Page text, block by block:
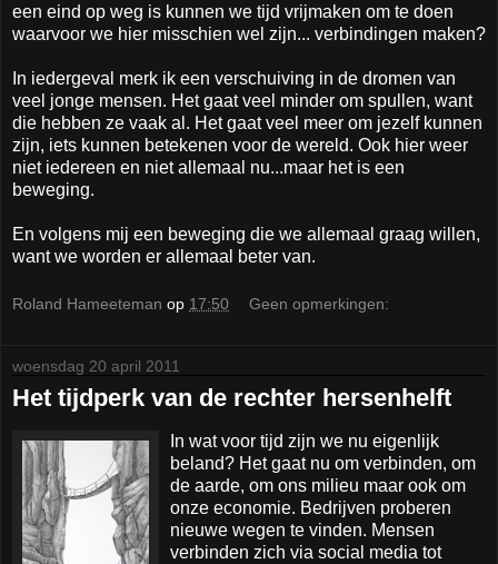
een eind op weg is kunnen we tijd vrijmaken om te doen
waarvoor we hier misschien wel zijn... verbindingen maken?
In iedergeval merk ik een verschuiving in de dromen van
veel jonge mensen. Het gaat veel minder om spullen, want
die hebben ze vaak al. Het gaat veel meer om jezelf kunnen
zijn, iets kunnen betekenen voor de wereld. Ook hier weer
niet iedereen en niet allemaal nu...maar het is een
beweging.
En volgens mij een beweging die we allemaal graag willen,
want we worden er allemaal beter van.
Roland Hameeteman op 17:50 Geen opmerkingen:
woensdag 20 april 2011
Het tijdperk van de rechter hersenhelft
In wat voor tijd zijn we nu eigenlijk
beland? Het gaat nu om verbinden, om
de aarde, om ons milieu maar ook om
onze economie. Bedrijven proberen
nieuwe wegen te vinden. Mensen
verbinden zich via social media tot